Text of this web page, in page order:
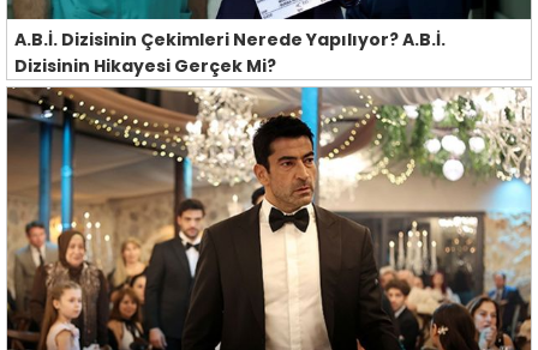
A.B.İ. Dizisinin Çekimleri Nerede Yapılıyor? A.B.İ.
Dizisinin Hikayesi Gerçek Mi?